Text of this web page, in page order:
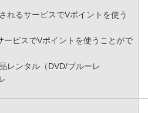
れるサービスでVポイントを使う
ビスでVポイントを使うことがで
レンタル（DVD/ブルーレ